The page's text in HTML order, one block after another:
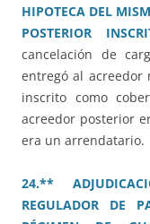
HIPOTECA DEL
POSTERIOR
cancelación de
entregó al
inscrito como
acreedor posterior
era un arrendatario.
24.**
REGULADOR DE